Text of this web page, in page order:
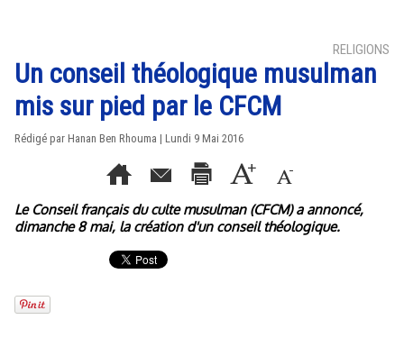
RELIGIONS
Un conseil théologique musulman
mis sur pied par le CFCM
Rédigé par Hanan Ben Rhouma | Lundi 9 Mai 2016
Le Conseil français du culte musulman (CFCM) a annoncé,
dimanche 8 mai, la création d'un conseil théologique.